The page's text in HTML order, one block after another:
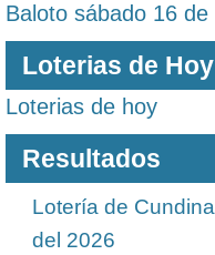
Baloto sábado 16
Loterias de Hoy
Loterias de hoy
Resultados
Lotería de
del 2026